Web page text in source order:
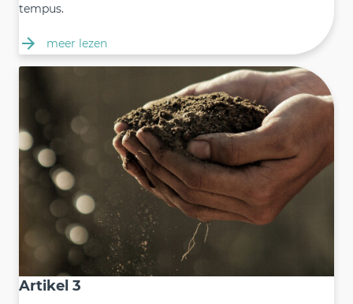
tempus.
meer lezen
Artikel 3